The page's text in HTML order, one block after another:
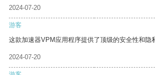
2024-07-20
游客
这款加速器VPM应用程序提供了顶级的安全性和隐
2024-07-20